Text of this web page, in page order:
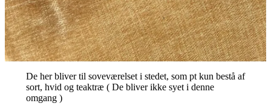
De her bliver til soveværelset i stedet, som pt kun bestå af
sort, hvid og teaktræ ( De bliver ikke syet i denne
omgang )